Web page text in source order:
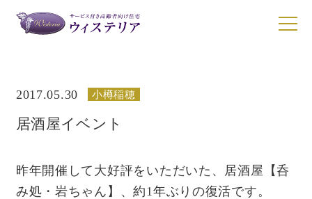
施設一覧
施設一覧
ウィステリアN17
お食事について
2017.05.30 小樽稲穂
居酒屋イベント
昨年開催して大好評をいただいた、居酒屋【呑
み処・岩ちゃん】、約1年ぶりの復活です。